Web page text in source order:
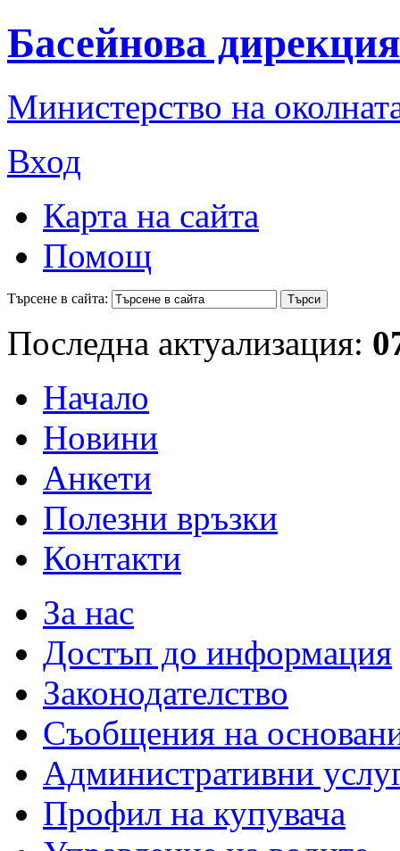
Басейнова
Министерство на
Вход
Карта на сайта
Помощ
Търсене в сайта:
Последна актуализация:
Начало
Новини
Анкети
Полезни връзки
Контакти
За нас
Достъп до информация
Законодателство
Съобщения на
Административни
Профил на купувача